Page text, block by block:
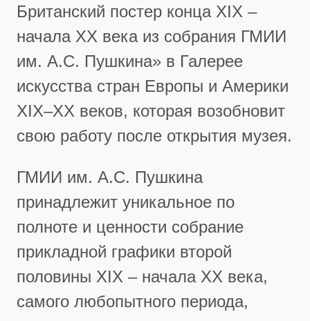
Британский постер конца XIX –
начала XX века из собрания ГМИИ
им. А.С. Пушкина» в Галерее
искусства стран Европы и Америки
XIX–XX веков, которая возобновит
свою работу после открытия музея.
ГМИИ им. А.С. Пушкина
принадлежит уникальное по
полноте и ценности собрание
прикладной графики второй
половины XIX – начала XX века,
самого любопытного периода,